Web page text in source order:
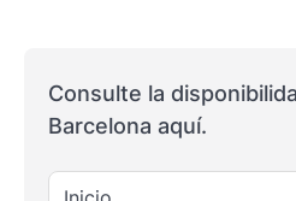
Consulte la
Barcelona aquí.